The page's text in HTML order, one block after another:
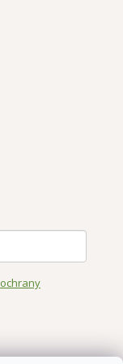
ochrany